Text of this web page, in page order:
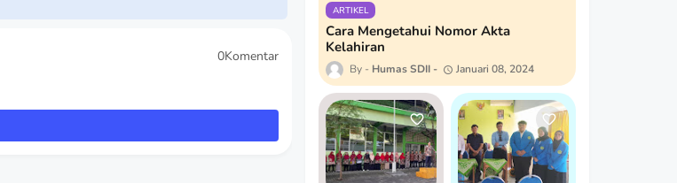
0Komentar
ARTIKEL
Cara Mengetahui Nomor Akta
Kelahiran
Humas SDII Januari 08, 2024